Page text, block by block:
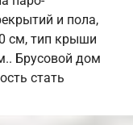
и пола,
см, тип крыши
Брусовой дом
стать